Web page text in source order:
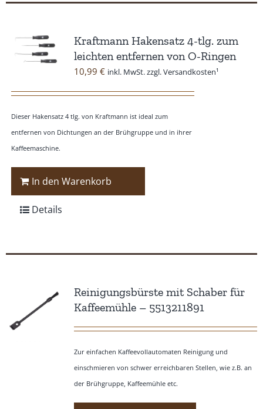
Kraftmann Hakensatz 4-tlg. zum
leichten entfernen von O-Ringen
10,99 € inkl. MwSt. zzgl. Versandkosten¹
Dieser Hakensatz 4 tlg. von Kraftmann ist ideal zum
entfernen von Dichtungen an der Brühgruppe und in ihrer
Kaffeemaschine.
In den Warenkorb
Details
Reinigungsbürste mit Schaber für
Kaffeemühle – 5513211891
Zur einfachen Kaffeevollautomaten Reinigung und
einschmieren von schwer erreichbaren Stellen, wie z.B. an
der Brühgruppe, Kaffeemühle etc.